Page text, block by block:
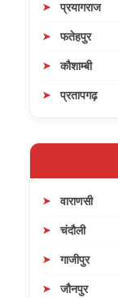
प्रयागराज
फतेहपुर
कौशाम्बी
प्रतापगढ़
वाराणसी
चंदौली
गाजीपुर
जौनपुर